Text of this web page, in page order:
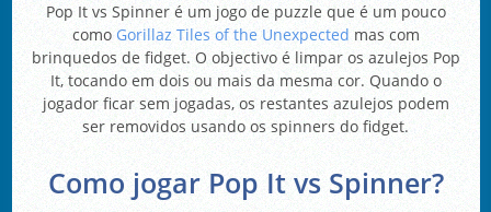
Pop It vs Spinner é um jogo de puzzle que é um pouco
como Gorillaz Tiles of the Unexpected mas com
brinquedos de fidget. O objectivo é limpar os azulejos Pop
It, tocando em dois ou mais da mesma cor. Quando o
jogador ficar sem jogadas, os restantes azulejos podem
ser removidos usando os spinners do fidget.
Como jogar Pop It vs Spinner?